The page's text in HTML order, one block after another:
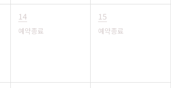
14
예약종료
15
예약종료